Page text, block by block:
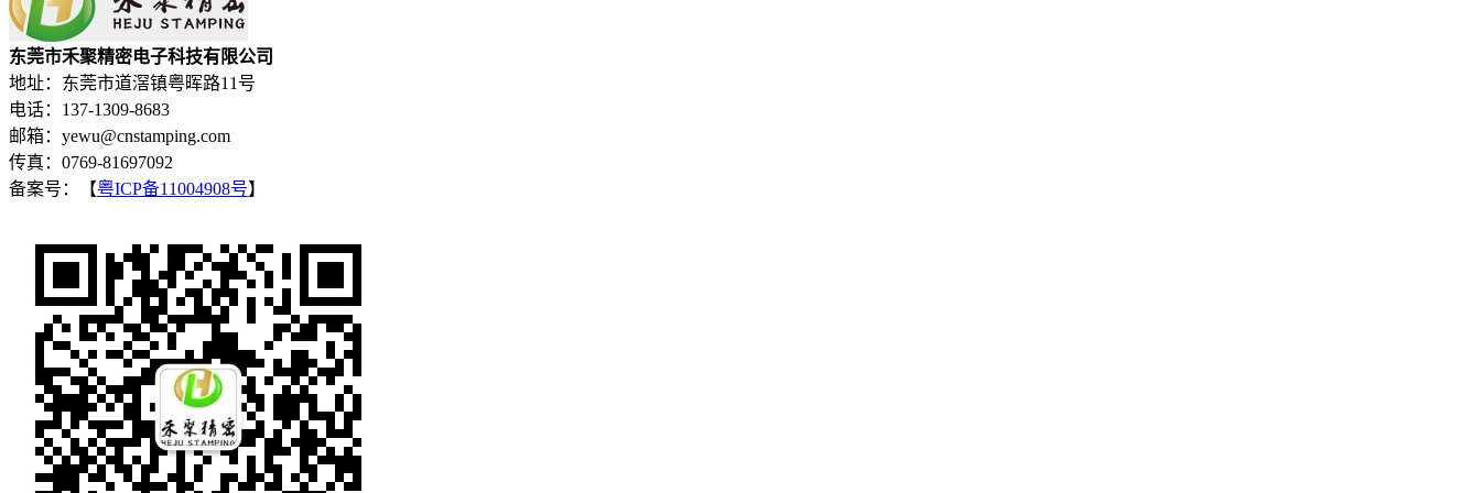
东莞市禾聚精密电子科技有限公司
地址：东莞市道滘镇粤晖路11号
电话：137-1309-8683
邮箱：yewu@cnstamping.com
传真：0769-81697092
备案号：【粤ICP备11004908号】